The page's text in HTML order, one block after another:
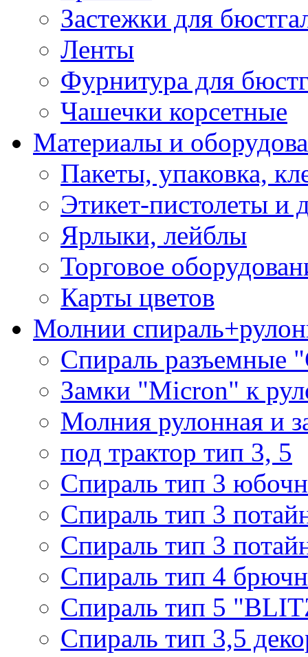
Застежки для
Ленты
Фурнитура для
Чашечки корсетные
Материалы и
Пакеты, упаковка,
Этикет-пистолеты и
Ярлыки, лейблы
Торговое
Карты цветов
Молнии
Спираль разъемные
Замки "Micron" к
Молния рулонная и
под трактор тип 3, 5
Спираль тип 3
Спираль тип 3
Спираль тип 3
Спираль тип 4
Спираль тип 5
Спираль тип 3,5